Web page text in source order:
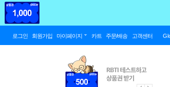
로그인 회원가입 마이페이지 카트 주문/배송 고객센터